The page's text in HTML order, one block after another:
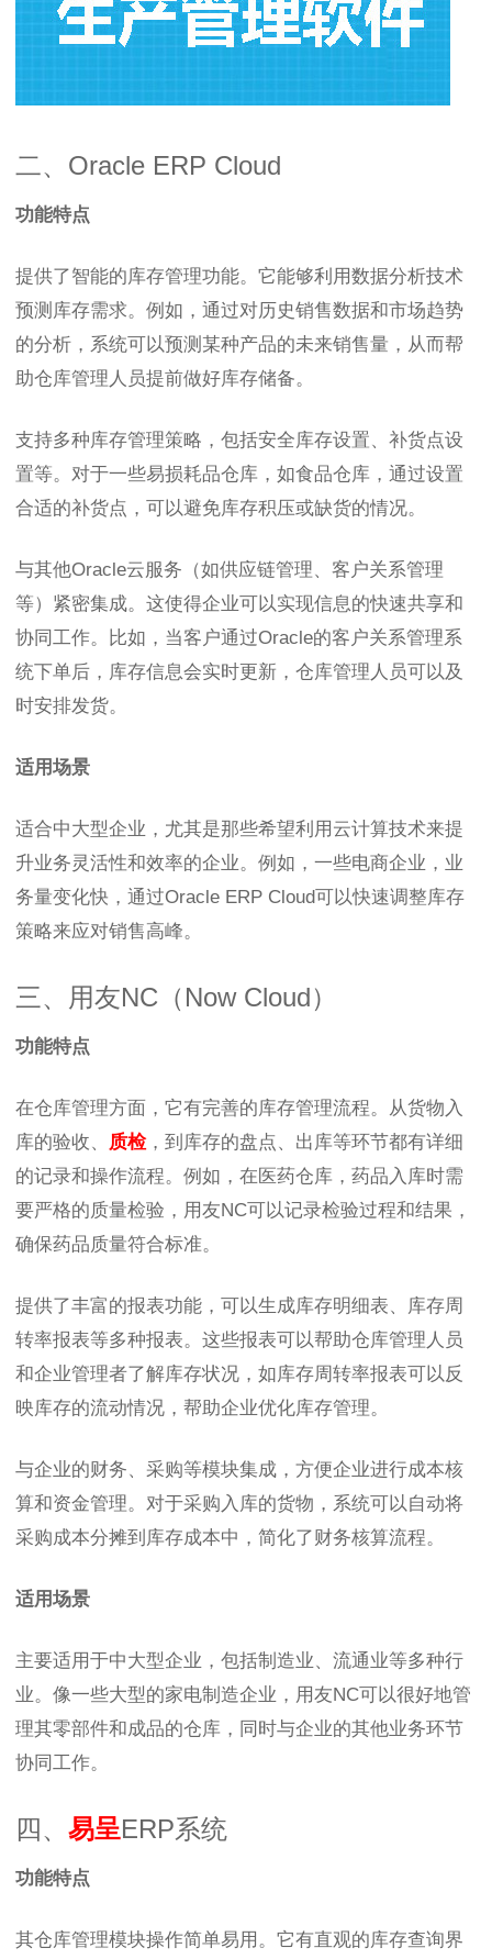
二、Oracle ERP Cloud
功能特点
提供了智能的库存管理功能。它能够利用数据分析技术
预测库存需求。例如，通过对历史销售数据和市场趋势
的分析，系统可以预测某种产品的未来销售量，从而帮
助仓库管理人员提前做好库存储备。
支持多种库存管理策略，包括安全库存设置、补货点设
置等。对于一些易损耗品仓库，如食品仓库，通过设置
合适的补货点，可以避免库存积压或缺货的情况。
与其他Oracle云服务（如供应链管理、客户关系管理
等）紧密集成。这使得企业可以实现信息的快速共享和
协同工作。比如，当客户通过Oracle的客户关系管理系
统下单后，库存信息会实时更新，仓库管理人员可以及
时安排发货。
适用场景
适合中大型企业，尤其是那些希望利用云计算技术来提
升业务灵活性和效率的企业。例如，一些电商企业，业
务量变化快，通过Oracle ERP Cloud可以快速调整库存
策略来应对销售高峰。
三、用友NC（Now Cloud）
功能特点
在仓库管理方面，它有完善的库存管理流程。从货物入
库的验收、 质检，到库存的盘点、出库等环节都有详细
的记录和操作流程。例如，在医药仓库，药品入库时需
要严格的质量检验，用友NC可以记录检验过程和结果，
确保药品质量符合标准。
提供了丰富的报表功能，可以生成库存明细表、库存周
转率报表等多种报表。这些报表可以帮助仓库管理人员
和企业管理者了解库存状况，如库存周转率报表可以反
映库存的流动情况，帮助企业优化库存管理。
与企业的财务、采购等模块集成，方便企业进行成本核
算和资金管理。对于采购入库的货物，系统可以自动将
采购成本分摊到库存成本中，简化了财务核算流程。
适用场景
主要适用于中大型企业，包括制造业、流通业等多种行
业。像一些大型的家电制造企业，用友NC可以很好地管
理其零部件和成品的仓库，同时与企业的其他业务环节
协同工作。
四、 易呈ERP系统
功能特点
其仓库管理模块操作简单易用。它有直观的库存查询界